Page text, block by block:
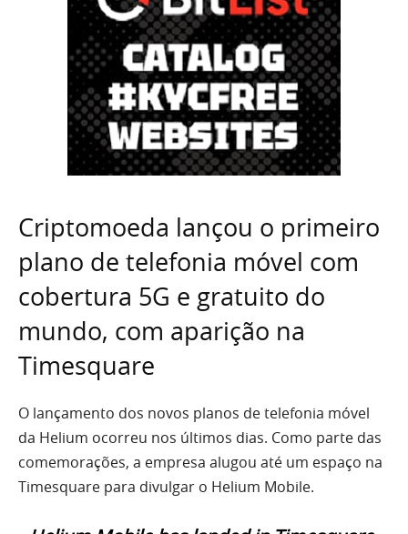
Criptomoeda lançou o primeiro
plano de telefonia móvel com
cobertura 5G e gratuito do
mundo, com aparição na
Timesquare
O lançamento dos novos planos de telefonia móvel
da Helium ocorreu nos últimos dias. Como parte das
comemorações, a empresa alugou até um espaço na
Timesquare para divulgar o Helium Mobile.